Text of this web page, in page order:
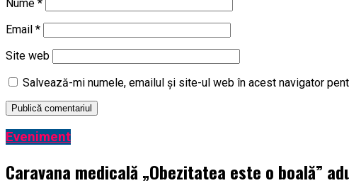
Nume *
Email *
Site web
Salvează-mi numele, emailul și site-ul web în acest navigator
Eveniment
Caravana medicală „Obezitatea este o boală”